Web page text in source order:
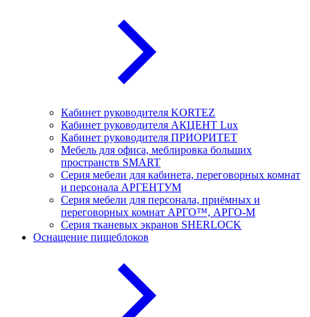
Кабинет руководителя KORTEZ
Кабинет руководителя АКЦЕНТ Lux
Кабинет руководителя ПРИОРИТЕТ
Мебель для офиса, меблировка больших
пространств SMART
Серия мебели для кабинета, переговорных комнат
и персонала АРГЕНТУМ
Серия мебели для персонала, приёмных и
переговорных комнат АРГО™, АРГО-М
Серия тканевых экранов SHERLOCK
Оснащение пищеблоков